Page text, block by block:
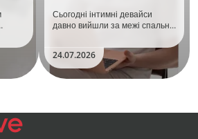
Сьогодні інтимні девайси
давно вийшли за межі спальні.
безшумні моторчики та
стильний дизайн перетворили
їх на гаджет, який багато хто
використовує, тестує у
24.07.2026